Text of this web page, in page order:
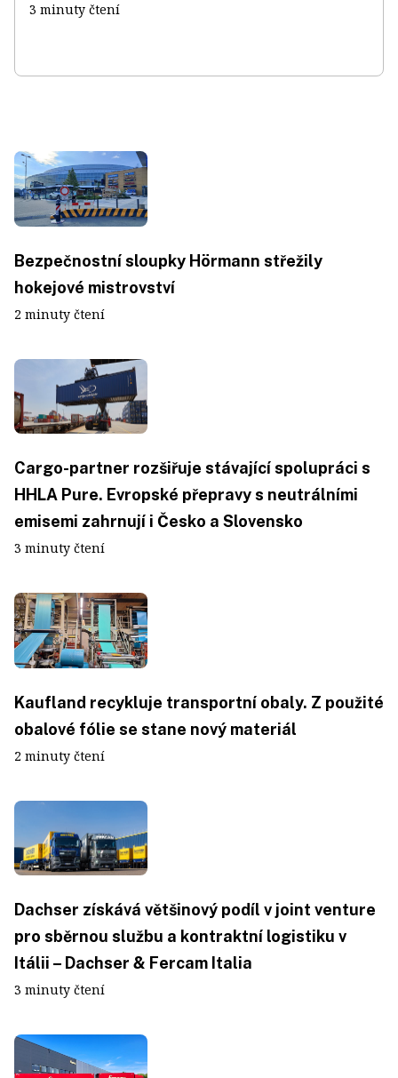
3 minuty čtení
Bezpečnostní sloupky Hörmann střežily
hokejové mistrovství
2 minuty čtení
Cargo-partner rozšiřuje stávající spolupráci s
HHLA Pure. Evropské přepravy s neutrálními
emisemi zahrnují i Česko a Slovensko
3 minuty čtení
Kaufland recykluje transportní obaly. Z použité
obalové fólie se stane nový materiál
2 minuty čtení
Dachser získává většinový podíl v joint venture
pro sběrnou službu a kontraktní logistiku v
Itálii – Dachser & Fercam Italia
3 minuty čtení